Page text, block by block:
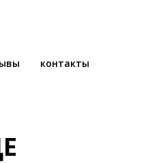
контакты